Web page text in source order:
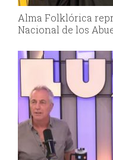
Alma Folklórica
Nacional de los